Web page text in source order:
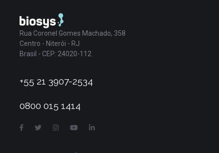
Rua Coronel Gomes Machado, 358
Centro - Niterói - RJ
Brasil - CEP: 24020-112
+55 21 3907-2534
0800 015 1414